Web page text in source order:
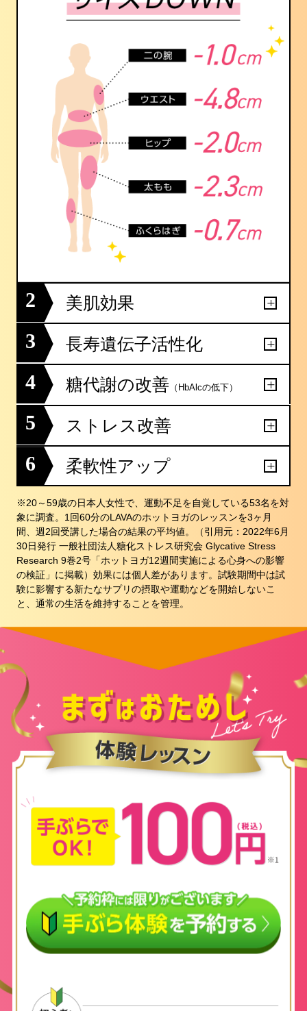
2 美肌効果
3 長寿遺伝子活性化
4 糖代謝の改善 （HbAlcの低下）
5 ストレス改善
6 柔軟性アップ
※20～59歳の日本人女性で、運動不足を自覚している53名を対
象に調査。1回60分のLAVAのホットヨガのレッスンを3ヶ月
間、週2回受講した場合の結果の平均値。（引用元：2022年6月
30日発行 一般社団法人糖化ストレス研究会 Glycative Stress
Research 9巻2号「ホットヨガ12週間実施による心身への影響
の検証」に掲載）効果には個人差があります。試験期間中は試
験に影響する新たなサプリの摂取や運動などを開始しないこ
と、通常の生活を維持することを管理。